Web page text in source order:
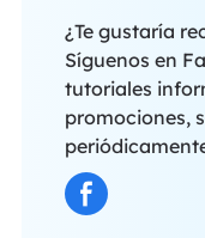
¿Te gustaría
Síguenos en
tutoriales
promociones,